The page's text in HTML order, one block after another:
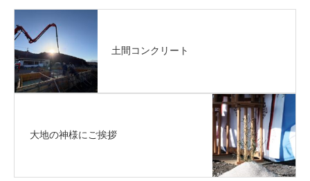
土間コンクリート
大地の神様にご挨拶